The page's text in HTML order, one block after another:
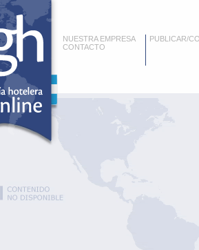
NUESTRA EMPRESA
CONTACTO
PUBLICAR/